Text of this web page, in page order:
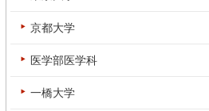
京都大学
医学部医学科
一橋大学